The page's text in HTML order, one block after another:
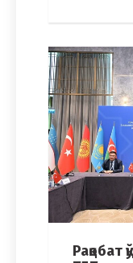
Рақобат